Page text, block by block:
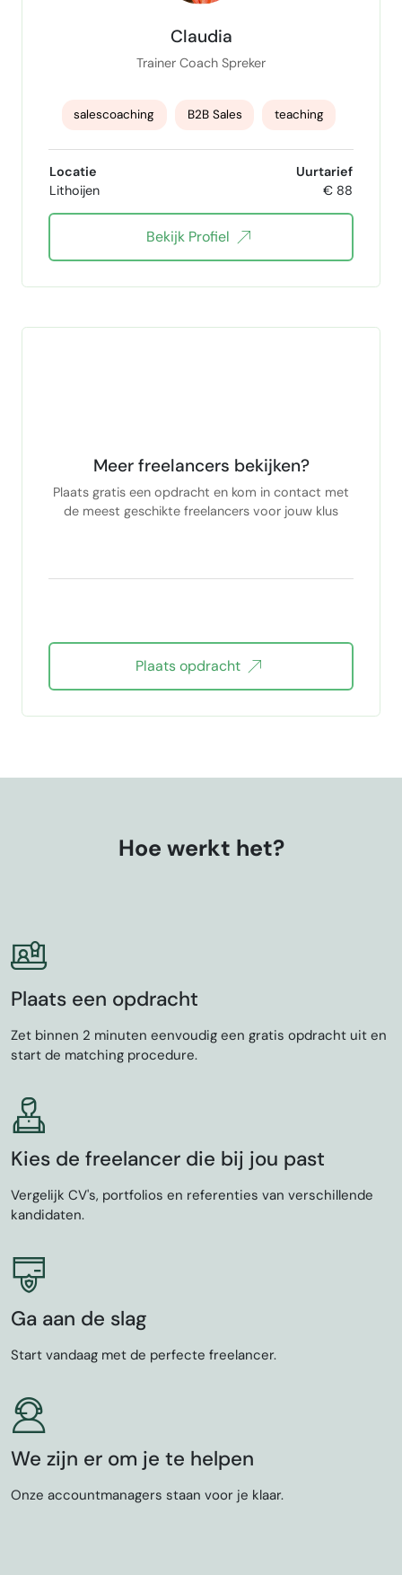
Claudia
Trainer Coach Spreker
salescoaching B2B Sales teaching
Locatie
Lithoijen
Uurtarief
€ 88
Bekijk Profiel
Meer freelancers bekijken?
Plaats gratis een opdracht en kom in contact met
de meest geschikte freelancers voor jouw klus
Plaats opdracht
Hoe werkt het?
Plaats een opdracht
Zet binnen 2 minuten eenvoudig een gratis opdracht uit en
start de matching procedure.
Kies de freelancer die bij jou past
Vergelijk CV's, portfolios en referenties van verschillende
kandidaten.
Ga aan de slag
Start vandaag met de perfecte freelancer.
We zijn er om je te helpen
Onze accountmanagers staan voor je klaar.